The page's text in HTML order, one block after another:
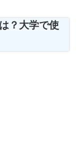
？大学で使